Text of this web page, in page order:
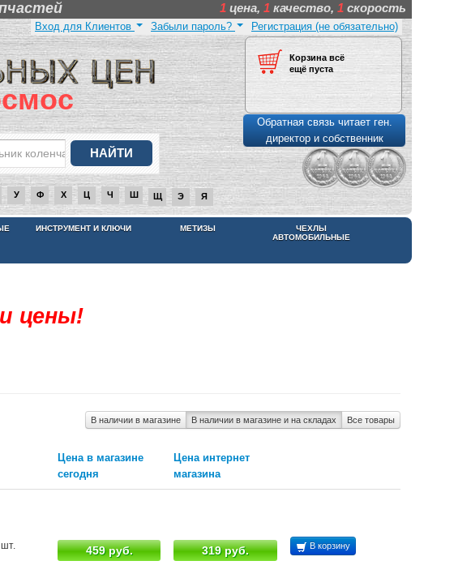
1 цена, 1 качество, 1 скорость
Регистрация (не обязательно)
Забыли пароль?
Вход для Клиентов
Корзина всё
ещё пуста
Обратная связь читает ген.
директор и собственник
У Ф Х Ц Ч Ш Щ Э Я
ЦЕНЫИНСТРУМЕНТ И КЛЮЧИ МЕТИЗЫ
ЧЕХЛЫ
АВТОМОБИЛЬНЫЕ
цены!
В наличии в магазине В наличии в магазине и на складах Все товары
Цена в магазине
сегодня
Цена интернет
магазина
459 руб. 319 руб. В корзину